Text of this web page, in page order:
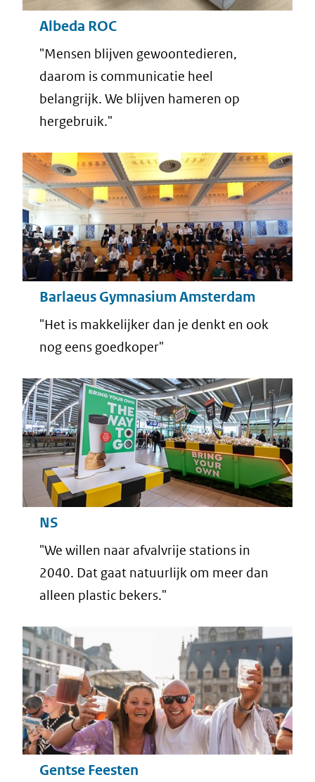
Albeda ROC
"Mensen blijven gewoontedieren,
daarom is communicatie heel
belangrijk. We blijven hameren op
hergebruik."
Barlaeus Gymnasium Amsterdam
"Het is makkelijker dan je denkt en ook
nog eens goedkoper"
NS
"We willen naar afvalvrije stations in
2040. Dat gaat natuurlijk om meer dan
alleen plastic bekers."
Gentse Feesten